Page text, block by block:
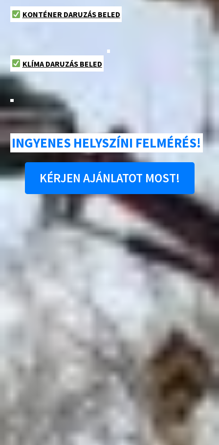
KONTÉNER DARUZÁS BELED
KLÍMA DARUZÁS BELED
INGYENES HELYSZÍNI FELMÉRÉS!
KÉRJEN AJÁNLATOT MOST!